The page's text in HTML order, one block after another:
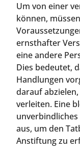
Um von einer
können,
ernsthafter
eine andere
Dies bedeutet,
Handlungen
darauf
verleiten. Eine
aus, um den
Anstiftung zu